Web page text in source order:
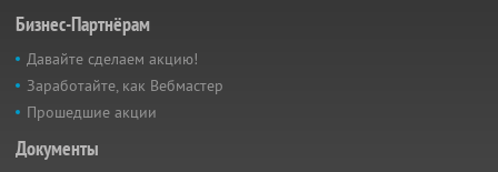
Бизнес-Партнёрам
Давайте сделаем акцию!
Заработайте, как Вебмастер
Прошедшие акции
Документы